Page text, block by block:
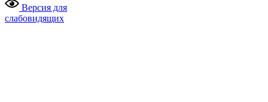
Версия для
слабовидящих